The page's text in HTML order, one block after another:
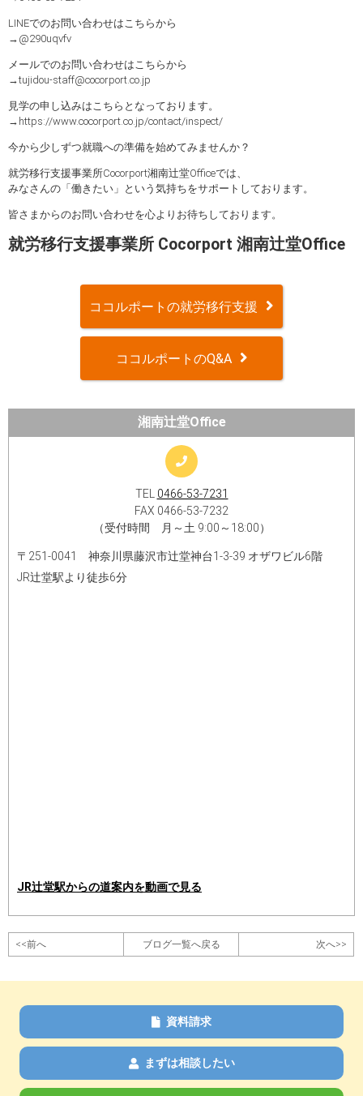
LINEでのお問い合わせはこちらから
→@290uqvfv
メールでのお問い合わせはこちらから
→tujidou-staff@cocorport.co.jp
見学の申し込みはこちらとなっております。
→https://www.cocorport.co.jp/contact/inspect/
今から少しずつ就職への準備を始めてみませんか？
就労移行支援事業所Cocorport湘南辻堂Officeでは、
みなさんの「働きたい」という気持ちをサポートしております。
皆さまからのお問い合わせを心よりお待ちしております。
就労移行支援事業所 Cocorport 湘南辻堂Office
ココルポートの就労移行支援
ココルポートのQ&A
湘南辻堂Office
TEL 0466-53-7231
FAX 0466-53-7232
（受付時間 月～土 9:00～18:00）
〒251-0041 神奈川県藤沢市辻堂神台1-3-39 オザワビル6階
JR辻堂駅より徒歩6分
JR辻堂駅からの道案内を動画で見る
<<前へ ブログ一覧へ戻る 次へ>>
資料請求
まずは相談したい